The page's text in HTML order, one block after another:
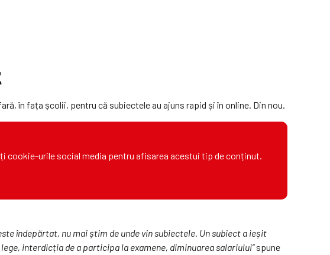
în fața școlii, pentru că subiectele au ajuns rapid și în online. Din nou.
cookie-urile social media pentru afisarea acestui tip de conținut.
îndepărtat, nu mai știm de unde vin subiectele. Un subiect a ieșit
interdicția de a participa la examene, diminuarea salariului”spune